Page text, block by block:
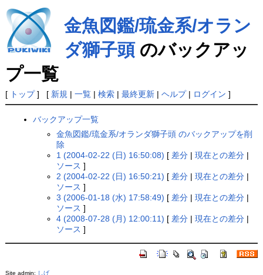
金魚図鑑/琉金系/オラン
ダ獅子頭のバックアッ
プ一覧
[ トップ] [ 新規 | 一覧| 検索| 最終更新| ヘルプ| ログイン ]
バックアップ一覧
金魚図鑑/琉金系/オランダ獅子頭 のバックアップを削
除
1 (2004-02-22 (日) 16:50:08) [ 差分 |現在との差分 |
ソース ]
2 (2004-02-22 (日) 16:50:21) [ 差分 |現在との差分 |
ソース ]
3 (2006-01-18 (水) 17:58:49) [ 差分 |現在との差分 |
ソース ]
4 (2008-07-28 (月) 12:00:11) [ 差分 |現在との差分 |
ソース ]
Site admin: しげ